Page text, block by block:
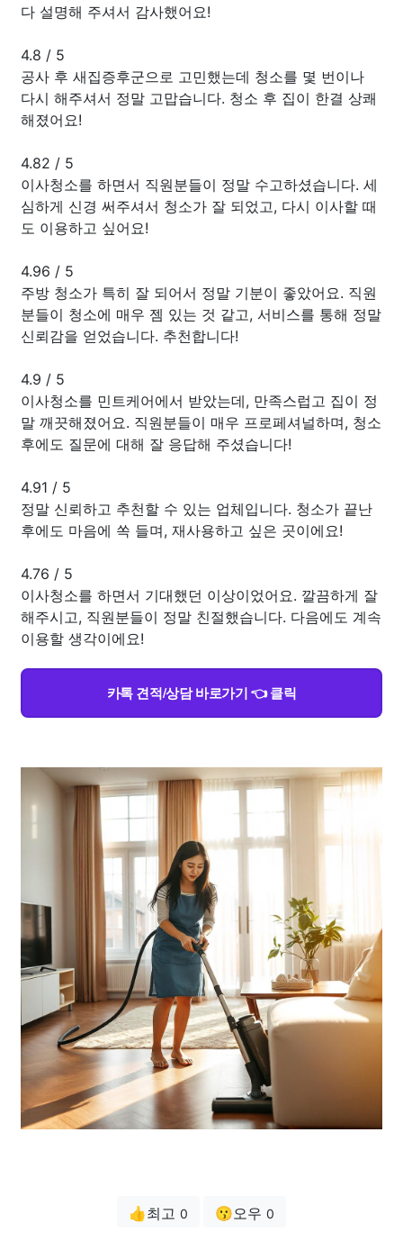
다 설명해 주셔서 감사했어요!
4.8 / 5
공사 후 새집증후군으로 고민했는데 청소를 몇 번이나
다시 해주셔서 정말 고맙습니다. 청소 후 집이 한결 상쾌
해졌어요!
4.82 / 5
이사청소를 하면서 직원분들이 정말 수고하셨습니다. 세
심하게 신경 써주셔서 청소가 잘 되었고, 다시 이사할 때
도 이용하고 싶어요!
4.96 / 5
주방 청소가 특히 잘 되어서 정말 기분이 좋았어요. 직원
분들이 청소에 매우 젬 있는 것 같고, 서비스를 통해 정말
신뢰감을 얻었습니다. 추천합니다!
4.9 / 5
이사청소를 민트케어에서 받았는데, 만족스럽고 집이 정
말 깨끗해졌어요. 직원분들이 매우 프로페셔널하며, 청소
후에도 질문에 대해 잘 응답해 주셨습니다!
4.91 / 5
정말 신뢰하고 추천할 수 있는 업체입니다. 청소가 끝난
후에도 마음에 쏙 들며, 재사용하고 싶은 곳이에요!
4.76 / 5
이사청소를 하면서 기대했던 이상이었어요. 깔끔하게 잘
해주시고, 직원분들이 정말 친절했습니다. 다음에도 계속
이용할 생각이에요!
카톡 견적/상담 바로가기 👈 클릭
👍최고 0 😗오우 0